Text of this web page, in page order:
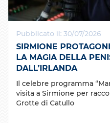
Pubblicato il: 30/07/2026
SIRMIONE
LA MAGIA DELLA
DALL’IRLANDA
Il celebre programma
visita a Sirmione per
Grotte di Catullo